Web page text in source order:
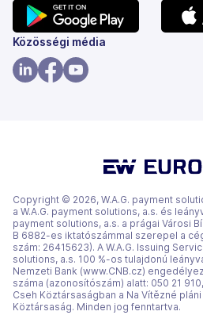
(új
lapon
nyílik
Közösségi média
Copyright © 2026, W.A.G. payment
a W.A.G. payment solutions, a.s. és
payment solutions, a.s. a prágai Városi
B 6882-es iktatószámmal szerepel a
szám: 26415623). A W.A.G. Issuing
solutions, a.s. 100 %-os tulajdonú
Nemzeti Bank (www.CNB.cz)
száma (azonosítószám) alatt: 050 21
Cseh Köztársaságban a Na Vítězné
Köztársaság. Minden jog fenntartva.